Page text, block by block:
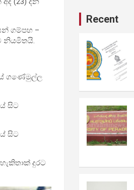
ගම්පහ –
නියමිතයි.
ගණේමුල්ල
සිට
සිට
දුරට
Recent